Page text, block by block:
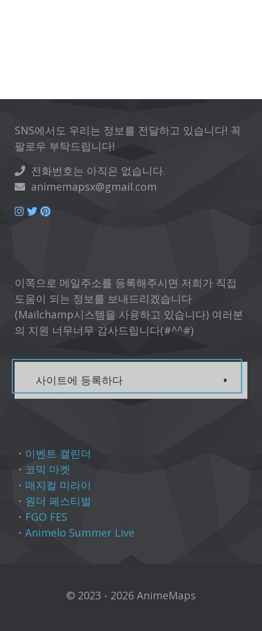
SNS에서도 우리는 정보를 전달하고 있습니다! 꼭
팔로우 부탁드립니다!
전화번호는 아직은 없습니다.
animemapsx@gmail.com
이쪽으로 메일주소를 등록해주시면 저희가 직접
도움이 되는 정보를 보내드리겠습니다
(Mailchamp시스템을 사용하고 있습니다) 여러분
의 지원 너무너무 감사드립니다(#^^#)
사이트에 등록하다
・ 이벤트 캘린더
・ 코믹 마켓
・ 매지컬 미라이
・ 원더 페스티벌
・ FGO FES
・ Animelo Summer Live
© 2023 - 2026 AnimeMaps